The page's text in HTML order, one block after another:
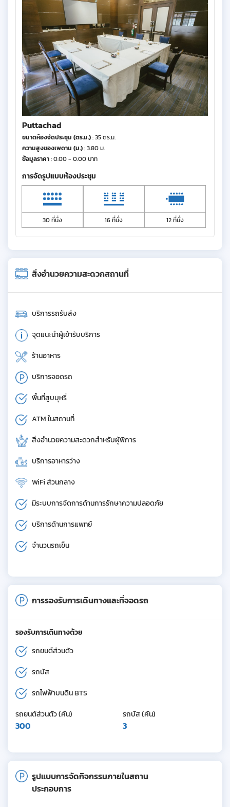
Puttachad
ขนาดห้องจัดประชุม (ตร.ม.): 35 ตร.ม.
ความสูงของเพดาน (ม.): 3.80 ม.
ข้อมูลราคา: 0.00 - 0.00 บาท
การจัดรูปแบบห้องประชุม
30 ที่นั่ง 16 ที่นั่ง 12 ที่นั่ง
สิ่งอำนวยความสะดวกสถานที่
บริการรถรับส่ง
จุดแนะนำผู้เข้ารับบริการ
ร้านอาหาร
บริการจอดรถ
พื้นที่สูบบุหรี่
ATM ในสถานที่
สิ่งอำนวยความสะดวกสำหรับผู้พิการ
บริการอาหารว่าง
WiFi ส่วนกลาง
มีระบบการจัดการด้านการรักษาความปลอดภัย
บริการด้านการแพทย์
จำนวนรถเข็น
การรองรับการเดินทางและที่จอดรถ
รองรับการเดินทางด้วย
รถยนต์ส่วนตัว
รถบัส
รถไฟฟ้าบนดิน BTS
รถยนต์ส่วนตัว (คัน)
300
รถบัส (คัน)
3
รูปแบบการจัดกิจกรรมภายในสถาน
ประกอบการ